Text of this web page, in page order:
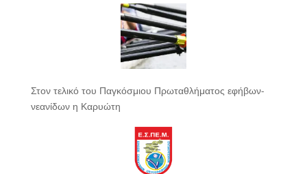
Στον τελικό του Παγκόσμιου Πρωταθλήματος εφήβων-
νεανίδων η Καρυώτη